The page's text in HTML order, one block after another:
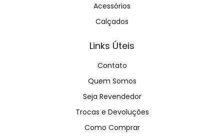
Acessórios
Calçados
Links Úteis
Contato
Quem Somos
Seja Revendedor
Trocas e Devoluções
Como Comprar